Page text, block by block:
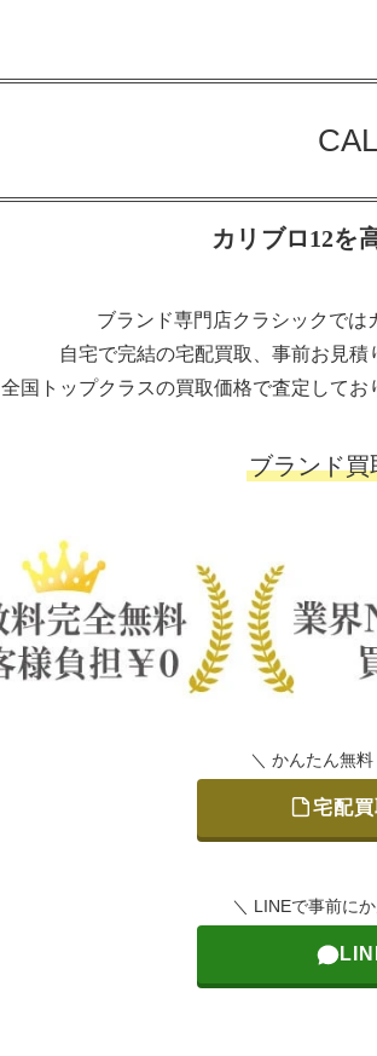
カリブロ12を
ブランド専門店クラシックでは
自宅で完結の宅配買取、事前お見積
全国トップクラスの買取価格で査定してお
ブランド買
＼ かんたん無
宅配
＼ LINEで事前に